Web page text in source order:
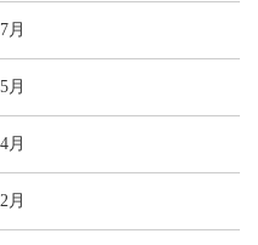
月
月
月
月